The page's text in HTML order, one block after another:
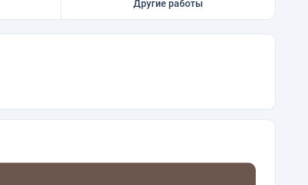
Другие работы